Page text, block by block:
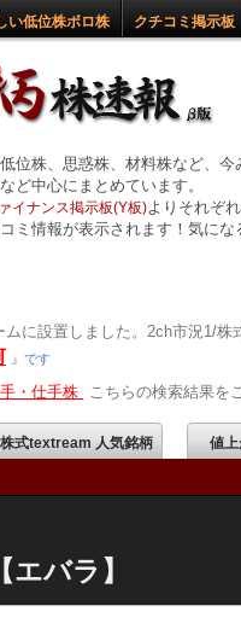
い低位株ボロ株 クチコミ掲示板
位株、思惑株、材料株など、
ど中心にまとめています。
イナンス掲示板(Y板)よりそれぞ
ミ情報が表示されます！気にな
ムに設置しました。2ch市況1/
』です
・仕手株 こちらの検索結果を
株式textream 人気銘柄 値
エバラ】